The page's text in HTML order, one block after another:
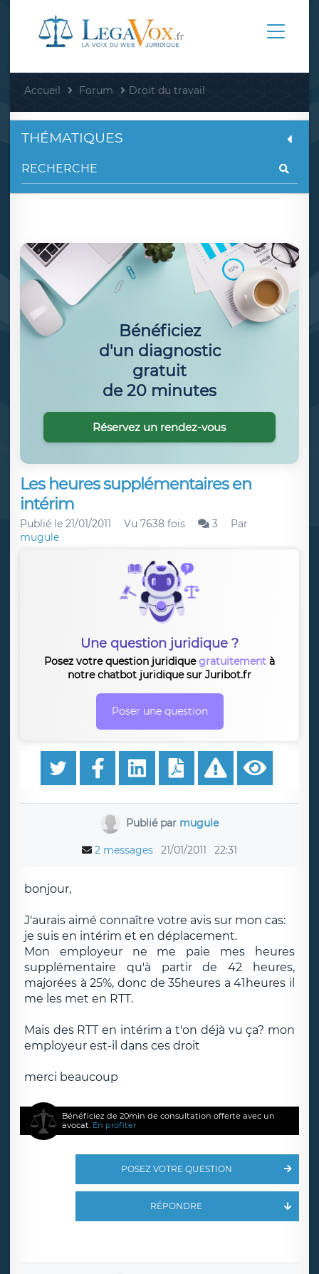
Accueil Forum Droit du travail
Les heures supplémentaires en
intérim
Publié le 21/01/2011 Vu 7638 fois 3
Par
mugule
Une question juridique ?
Posez votre question juridiquegratuitement à
notre chatbot juridique sur Juribot.fr
Poser une question
Publié par mugule
2 messages 21/01/2011 22:31
bonjour,
J'aurais aimé connaître votre avis sur mon cas:
je suis en intérim et en déplacement.
Mon employeur ne me paie mes heures
supplémentaire qu'à partir de 42 heures,
majorées à 25%, donc de 35heures a 41heures il
me les met en RTT.
Mais des RTT en intérim a t'on déjà vu ça? mon
employeur est-il dans ces droit
merci beaucoup
Bénéficiez de 20min de consultation offerte avec un
avocat. En profiter
POSEZ VOTRE QUESTION
RÉPONDRE
THÉMATIQUES
Bénéficiez
d'un diagnostic
gratuit
de 20 minutes
Réservez un rendez-vous